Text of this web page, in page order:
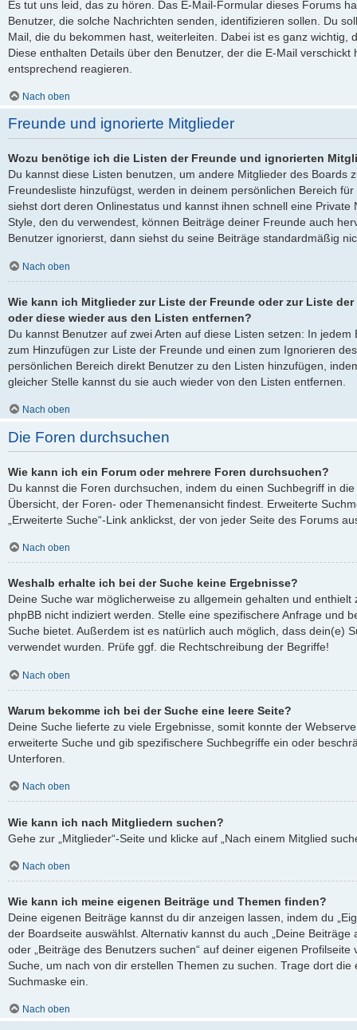
Es tut uns leid, das zu hören. Das E-Mail-Formular dieses Forums
Benutzer, die solche Nachrichten senden, identifizieren sollen. Du
Mail, die du bekommen hast, weiterleiten. Dabei ist es ganz wichtig,
Diese enthalten Details über den Benutzer, der die E-Mail
entsprechend reagieren.
Nach oben
Freunde und ignorierte Mitglieder
Wozu benötige ich die Listen der Freunde und ignorierten
Du kannst diese Listen benutzen, um andere Mitglieder des Boards
Freundesliste hinzufügst, werden in deinem persönlichen Bereich
siehst dort deren Onlinestatus und kannst ihnen schnell eine Private
Style, den du verwendest, können Beiträge deiner Freunde auch
Benutzer ignorierst, dann siehst du seine Beiträge standardmäßig
Nach oben
Wie kann ich Mitglieder zur Liste der Freunde oder zur Liste
oder diese wieder aus den Listen entfernen?
Du kannst Benutzer auf zwei Arten auf diese Listen setzen: In
zum Hinzufügen zur Liste der Freunde und einen zum Ignorieren
persönlichen Bereich direkt Benutzer zu den Listen hinzufügen,
gleicher Stelle kannst du sie auch wieder von den Listen entfernen.
Nach oben
Die Foren durchsuchen
Wie kann ich ein Forum oder mehrere Foren durchsuchen?
Du kannst die Foren durchsuchen, indem du einen Suchbegriff in
Übersicht, der Foren- oder Themenansicht findest. Erweiterte
„Erweiterte Suche“-Link anklickst, der von jeder Seite des Forums
Nach oben
Weshalb erhalte ich bei der Suche keine Ergebnisse?
Deine Suche war möglicherweise zu allgemein gehalten und
phpBB nicht indiziert werden. Stelle eine spezifischere Anfrage und
Suche bietet. Außerdem ist es natürlich auch möglich, dass dein(e)
verwendet wurden. Prüfe ggf. die Rechtschreibung der Begriffe!
Nach oben
Warum bekomme ich bei der Suche eine leere Seite?
Deine Suche lieferte zu viele Ergebnisse, somit konnte der
erweiterte Suche und gib spezifischere Suchbegriffe ein oder
Unterforen.
Nach oben
Wie kann ich nach Mitgliedern suchen?
Gehe zur „Mitglieder“-Seite und klicke auf „Nach einem Mitglied
Nach oben
Wie kann ich meine eigenen Beiträge und Themen finden?
Deine eigenen Beiträge kannst du dir anzeigen lassen, indem du
der Boardseite auswählst. Alternativ kannst du auch „Deine
oder „Beiträge des Benutzers suchen“ auf deiner eigenen
Suche, um nach von dir erstellen Themen zu suchen. Trage dort
Suchmaske ein.
Nach oben